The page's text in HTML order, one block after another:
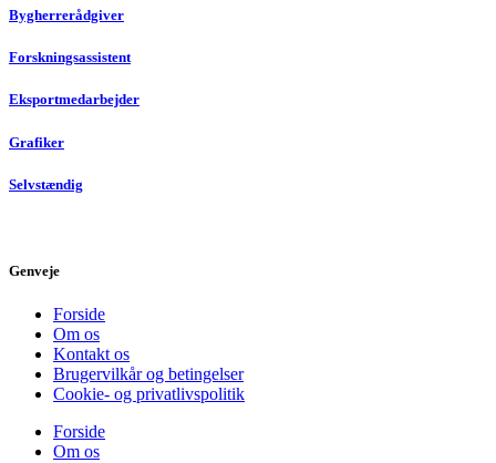
Bygherrerådgiver
Forskningsassistent
Eksportmedarbejder
Grafiker
Selvstændig
Genveje
Forside
Om os
Kontakt os
Brugervilkår og betingelser
Cookie- og privatlivspolitik
Forside
Om os